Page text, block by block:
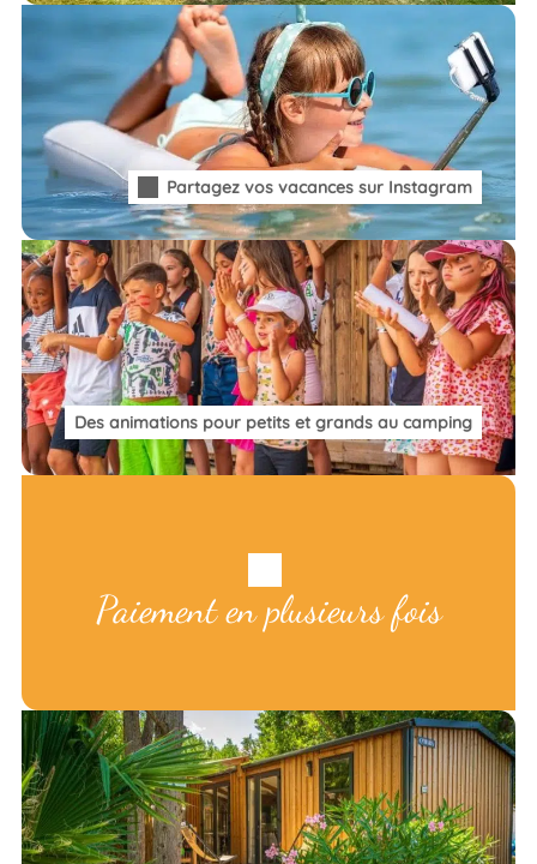
Partagez vos vacances sur Instagram
Des animations pour petits et grands au camping
Paiement en plusieurs fois